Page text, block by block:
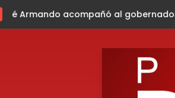
en gira de trabajo en la